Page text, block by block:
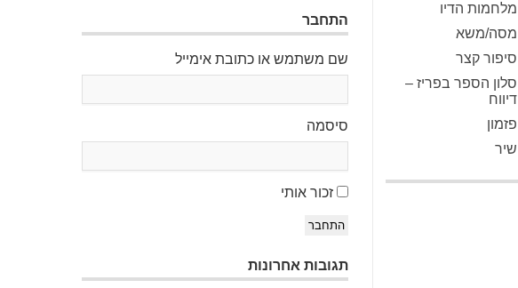
מלחמות הדיו
מסה/משא
סיפור קצר
סלון הספר בפריז –
דיווח
פזמון
שיר
התחבר
שם משתמש או כתובת אימייל
סיסמה
זכור אותי
התחבר
תגובות אחרונות